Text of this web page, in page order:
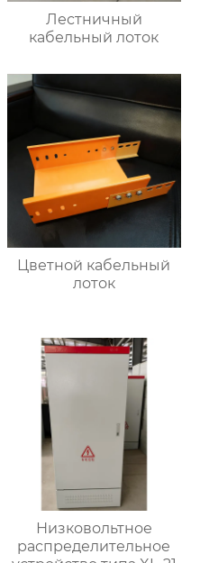
Лестничный
кабельный лоток
Цветной кабельный
лоток
Низковольтное
распределительное